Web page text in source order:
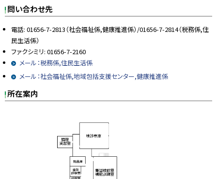
に問い合わせ先
電話: 01656-7-2813（社会福祉係,健康推進係）/01656-7-2814（税務係,住
民生活係）
ファクシミリ: 01656-7-2160
メール：税務係,住民生活係
メール：社会福祉係,地域包括支援センター,健康推進係
所在案内